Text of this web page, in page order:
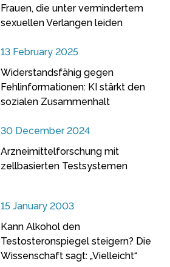
Frauen, die unter vermindertem
sexuellen Verlangen leiden
13 February 2025
Widerstandsfähig gegen
Fehlinformationen: KI stärkt den
sozialen Zusammenhalt
30 December 2024
Arzneimittelforschung mit
zellbasierten Testsystemen
15 January 2003
Kann Alkohol den
Testosteronspiegel steigern? Die
Wissenschaft sagt: „Vielleicht“